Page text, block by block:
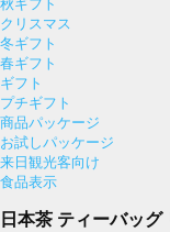
秋ギフト
クリスマス
冬ギフト
春ギフト
ギフト
プチギフト
商品パッケージ
お試しパッケージ
来日観光客向け
食品表示
日本茶 ティーバッグ